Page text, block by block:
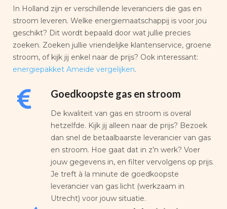
In Holland zijn er verschillende leveranciers die gas en
stroom leveren. Welke energiemaatschappij is voor jou
geschikt? Dit wordt bepaald door wat jullie precies
zoeken. Zoeken jullie vriendelijke klantenservice, groene
stroom, of kijk jij enkel naar de prijs? Ook interessant:
energiepakket Ameide vergelijken.
Goedkoopste gas en stroom
De kwaliteit van gas en stroom is overal
hetzelfde. Kijk jij alleen naar de prijs? Bezoek
dan snel de betaalbaarste leverancier van gas
en stroom. Hoe gaat dat in z’n werk? Voer
jouw gegevens in, en filter vervolgens op prijs.
Je treft à la minute de goedkoopste
leverancier van gas licht (werkzaam in
Utrecht) voor jouw situatie.